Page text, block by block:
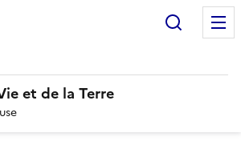
et de la Terre